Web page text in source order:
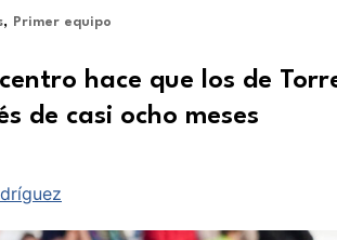
, Primer equipo
hace que los de
de casi ocho meses